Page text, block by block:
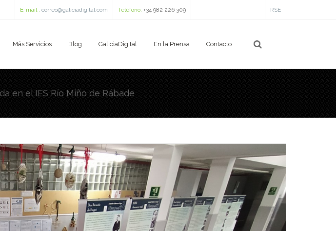
E-mail : correo@galiciadigital.com Teléfono: +34 982 226 309 RSE
Más Servicios Blog GaliciaDigital En la Prensa Contacto
en el IES Río Miño de Rábade